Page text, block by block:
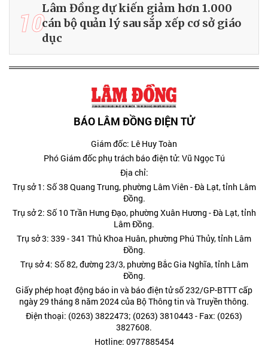
10Lâm Đồng dự kiến giảm hơn 1.000
cán bộ quản lý sau sắp xếp cơ sở giáo
dục
BÁO LÂM ĐỒNG ĐIỆN TỬ
Giám đốc: Lê Huy Toàn
Phó Giám đốc phụ trách báo điện tử: Vũ Ngọc Tú
Địa chỉ:
Trụ sở 1: Số 38 Quang Trung, phường Lâm Viên - Đà Lạt, tỉnh Lâm
Đồng.
Trụ sở 2: Số 10 Trần Hưng Đạo, phường Xuân Hương - Đà Lạt, tỉnh
Lâm Đồng.
Trụ sở 3: 339 - 341 Thủ Khoa Huân, phường Phú Thủy, tỉnh Lâm
Đồng.
Trụ sở 4: Số 82, đường 23/3, phường Bắc Gia Nghĩa, tỉnh Lâm
Đồng.
Giấy phép hoạt động báo in và báo điện tử số 232/GP-BTTT cấp
ngày 29 tháng 8 năm 2024 của Bộ Thông tin và Truyền thông.
Điện thoại: (0263) 3822473; (0263) 3810443 - Fax: (0263)
3827608.
Hotline: 0977885454